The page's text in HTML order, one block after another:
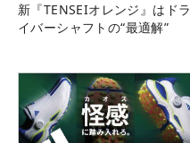
新『TENSEIオレンジ』はドラ
イバーシャフトの“最適解”